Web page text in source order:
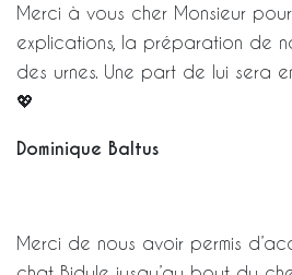
Merci à vous cher Monsieur
explications, la préparation de
des urnes. Une part de lui sera
💖
Dominique Baltus
Merci de nous avoir permis